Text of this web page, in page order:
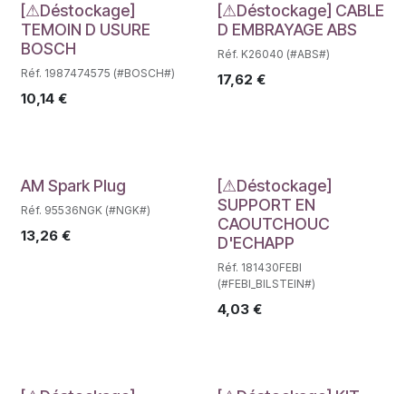
Déstockage
[⚠Déstockage]
TEMOIN D USURE
BOSCH
Réf. 1987474575 (#BOSCH#)
10,14 €
Déstockage
[⚠Déstockage] CABLE
D EMBRAYAGE ABS
Réf. K26040 (#ABS#)
17,62 €
Déstockage
AM Spark Plug
Réf. 95536NGK (#NGK#)
13,26 €
Déstockage
[⚠Déstockage]
SUPPORT EN
CAOUTCHOUC
D'ECHAPP
Réf. 181430FEBI
(#FEBI_BILSTEIN#)
4,03€